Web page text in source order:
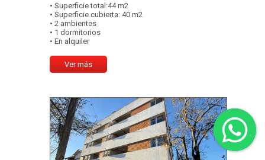
• Superficie total:44 m2
• Superficie cubierta: 40 m2
• 2 ambientes
• 1 dormitorios
• En alquiler
Ver más